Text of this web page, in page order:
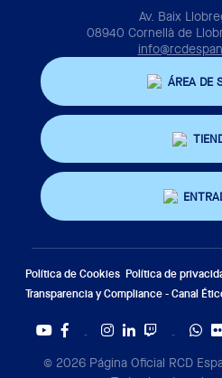
Av. Baix
08940 Cornellà de
ÁREA DE
Política de Cookies Política de
Transparencia y Compliance - Canal
© 2026 Página Oficial RCD